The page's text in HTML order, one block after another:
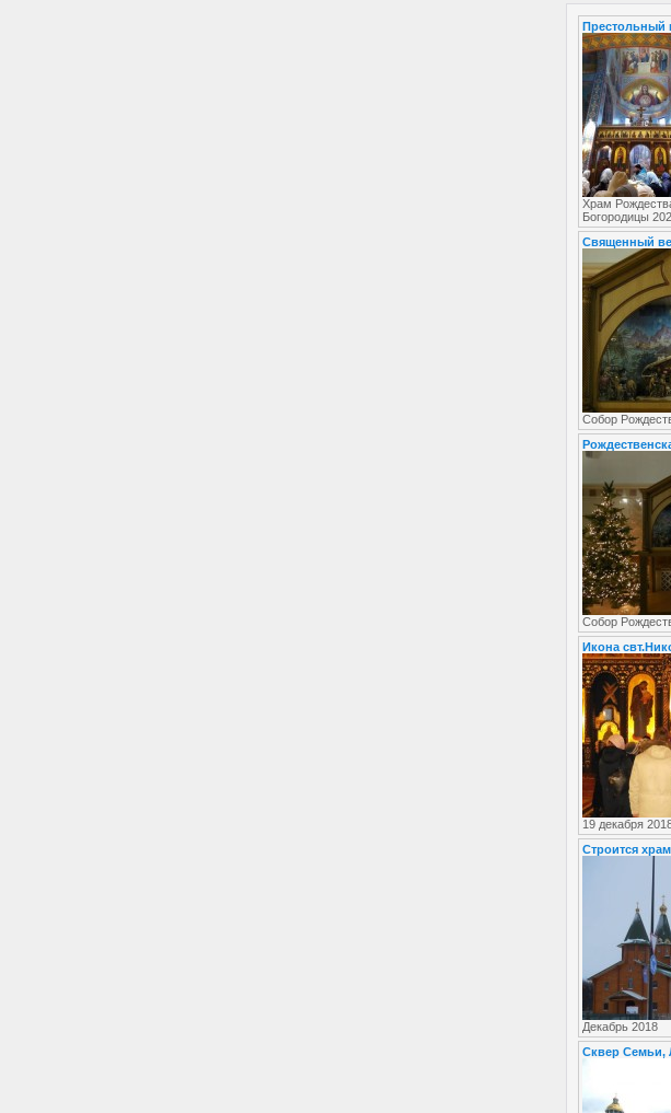
Престольный
Храм
Богородицы
Священный
Собор
Собор
Икона
19 декабря
Строится
Декабрь 2018
Сквер Семьи,